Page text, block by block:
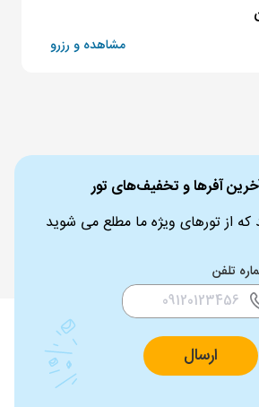
مشاهده و رزرو
آفرها و تخفیف‌های تور
که از تورهای ویژه ما مطلع می شوید
تلفن
ارسال